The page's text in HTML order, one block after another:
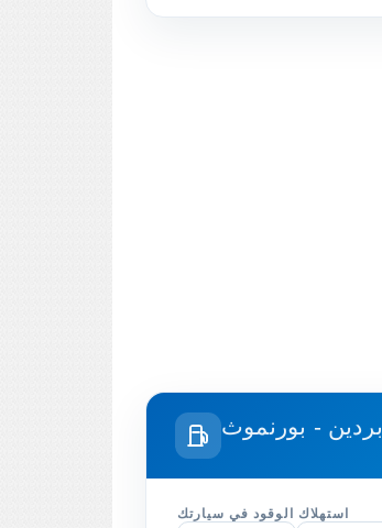
أبردين - بورنموث
استهلاك الوقود في سيارتك